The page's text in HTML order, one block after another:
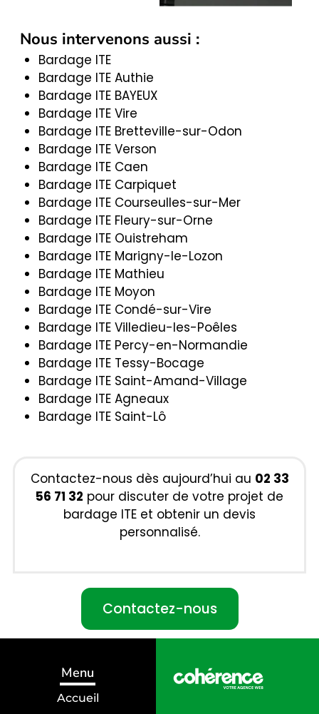
Nous intervenons aussi :
Bardage ITE
Bardage ITE Authie
Bardage ITE BAYEUX
Bardage ITE Vire
Bardage ITE Bretteville-sur-Odon
Bardage ITE Verson
Bardage ITE Caen
Bardage ITE Carpiquet
Bardage ITE Courseulles-sur-Mer
Bardage ITE Fleury-sur-Orne
Bardage ITE Ouistreham
Bardage ITE Marigny-le-Lozon
Bardage ITE Mathieu
Bardage ITE Moyon
Bardage ITE Condé-sur-Vire
Bardage ITE Villedieu-les-Poêles
Bardage ITE Percy-en-Normandie
Bardage ITE Tessy-Bocage
Bardage ITE Saint-Amand-Village
Bardage ITE Agneaux
Bardage ITE Saint-Lô
Contactez-nous dès aujourd’hui au 02 33
56 71 32 pour discuter de votre projet de
bardage ITE et obtenir un devis
personnalisé.
Contactez-nous
Menu
Accueil